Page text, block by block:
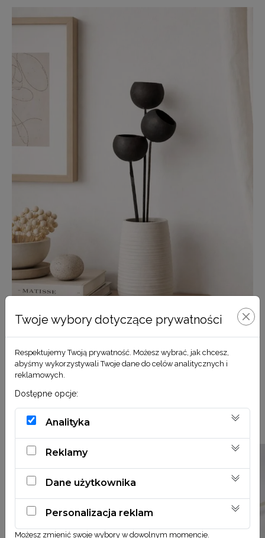
Zobacz również
Twoje wybory dotyczące prywatności
Respektujemy Twoją prywatność. Możesz wybrać, jak chcesz,
abyśmy wykorzystywali Twoje dane do celów analitycznych i
reklamowych.
Dostępne opcje:
Analityka
Reklamy
Dane użytkownika
Personalizacja reklam
Możesz zmienić swoje wybory w dowolnym momencie.